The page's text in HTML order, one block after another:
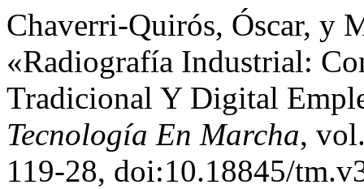
Chaverri-Quirós, Óscar, y
«Radiografía Industrial:
Tradicional Y Digital
Tecnología En Marcha,
119-28, doi:10.18845/